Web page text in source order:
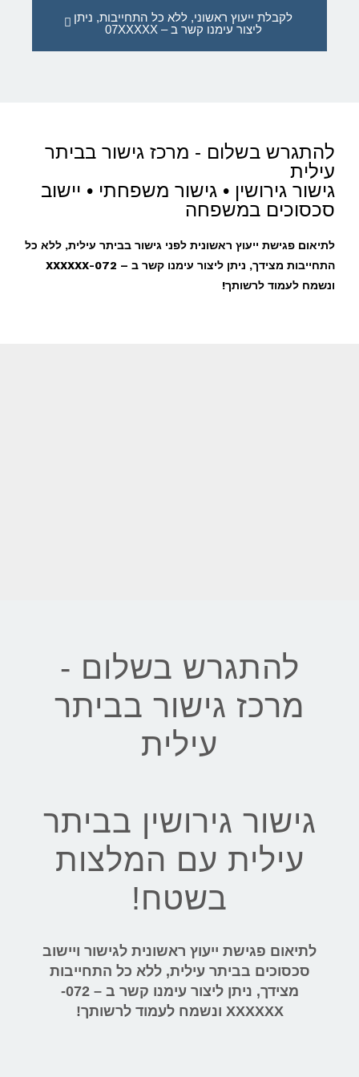
לקבלת ייעוץ ראשוני, ללא כל התחייבות, ניתן
ליצור עימנו קשר ב – 07XXXXX
להתגרש בשלום - מרכז גישור בביתר
עילית
גישור גירושין • גישור משפחתי • יישוב
סכסוכים במשפחה
לתיאום פגישת ייעוץ ראשונית לפני גישור בביתר עילית, ללא כל
התחייבות מצידך, ניתן ליצור עימנו קשר ב – 072-XXXXXX
ונשמח לעמוד לרשותך!
להתגרש בשלום -
מרכז גישור בביתר
עילית
גישור גירושין בביתר
עילית עם המלצות
בשטח!
לתיאום פגישת ייעוץ ראשונית לגישור ויישוב
סכסוכים בביתר עילית, ללא כל התחייבות
מצידך, ניתן ליצור עימנו קשר ב – 072-
XXXXXX ונשמח לעמוד לרשותך!